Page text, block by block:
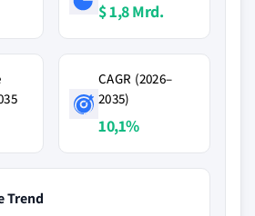
$ 1,8 Mrd.
CAGR (2026–
2035)
10,1%
Trend